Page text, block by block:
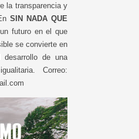
la transparencia y
SIN NADA QUE
futuro en el que
se convierte en
de una
Correo: